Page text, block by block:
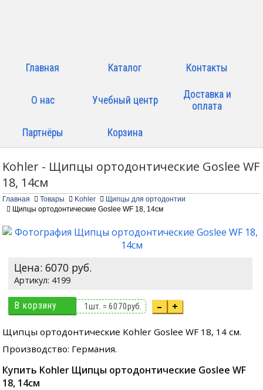
Главная Каталог Контакты
О нас Учебный центр
Доставка и
оплата
Партнёры Корзина
Kohler - Щипцы ортодонтические Goslee WF
18, 14см
Главная Товары Kohler
Щипцы для ортодонтии
Щипцы ортодонтические Goslee WF 18, 14см
Цена:6070 руб.
4199
В корзину 1шт. =6070руб. – +
Щипцы ортодонтические Kohler Goslee WF 18, 14 см.
Производство: Германия.
Купить Kohler Щипцы ортодонтические Goslee WF
18, 14см